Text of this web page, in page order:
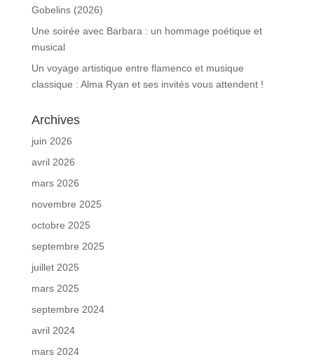
Gobelins (2026)
Une soirée avec Barbara : un hommage poétique et
musical
Un voyage artistique entre flamenco et musique
classique : Alma Ryan et ses invités vous attendent !
Archives
juin 2026
avril 2026
mars 2026
novembre 2025
octobre 2025
septembre 2025
juillet 2025
mars 2025
septembre 2024
avril 2024
mars 2024